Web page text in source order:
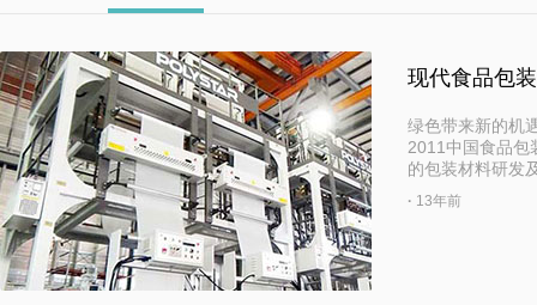
现代食品包
绿色带来新的机
2011中国食品包
的包装材料研发
· 13年前